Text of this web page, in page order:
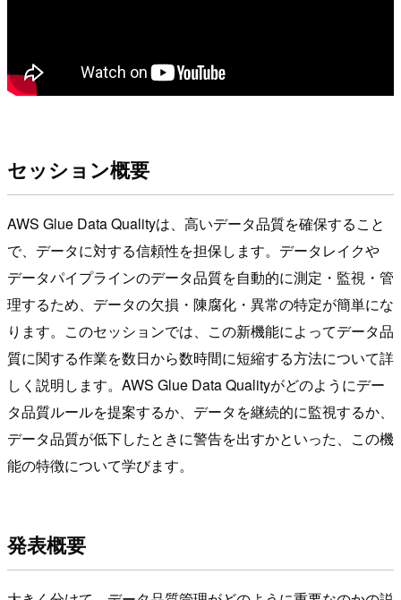
セッション概要
AWS Glue Data Qualityは、高いデータ品質を確保すること
で、データに対する信頼性を担保します。データレイクや
データパイプラインのデータ品質を自動的に測定・監視・管
理するため、データの欠損・陳腐化・異常の特定が簡単にな
ります。このセッションでは、この新機能によってデータ品
質に関する作業を数日から数時間に短縮する方法について詳
しく説明します。AWS Glue Data Qualityがどのようにデー
タ品質ルールを提案するか、データを継続的に監視するか、
データ品質が低下したときに警告を出すかといった、この機
能の特徴について学びます。
発表概要